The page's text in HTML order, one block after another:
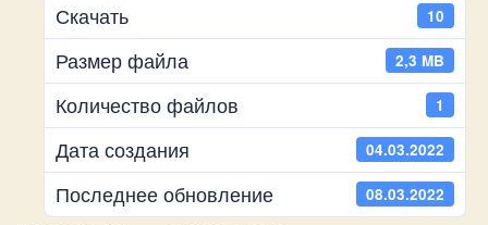
Скачать 10
Размер файла 2,3 MB
Количество файлов 1
Дата создания 04.03.2022
Последнее обновление 08.03.2022